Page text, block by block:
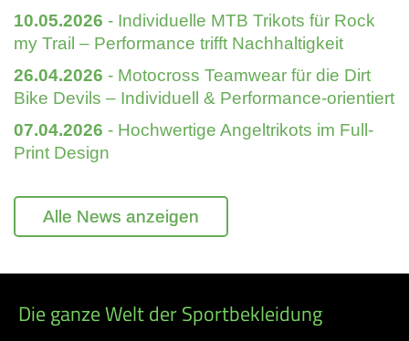
10.05.2026 - Individuelle MTB Trikots für Rock
my Trail – Performance trifft Nachhaltigkeit
26.04.2026 - Motocross Teamwear für die Dirt
Bike Devils – Individuell & Performance-orientiert
07.04.2026 - Hochwertige Angeltrikots im Full-
Print Design
Alle News anzeigen
Die ganze Welt der Sportbekleidung